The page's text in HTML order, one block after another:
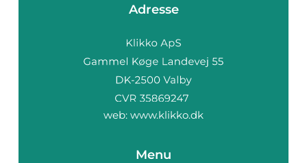
Adresse
web: www.klikko.dk
Menu